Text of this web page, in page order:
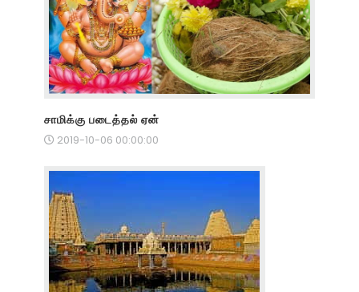
சாமிக்கு படைத்தல் ஏன்
2019-10-06 00:00:00